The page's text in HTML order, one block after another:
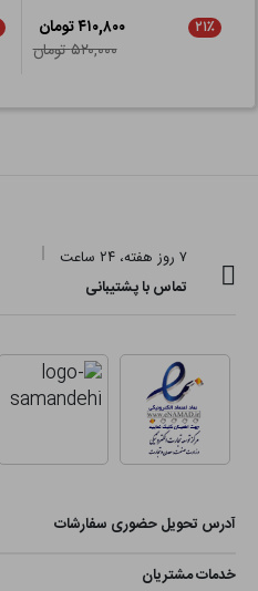
۲۱٪
۴۱۰,۸۰۰ تومان
۵۲۰,۰۰۰ تومان
۷ روز هفته، ۲۴ ساعت
تماس با پشتیبانی
آدرس تحویل حضوری سفارشات
خدمات مشتریان